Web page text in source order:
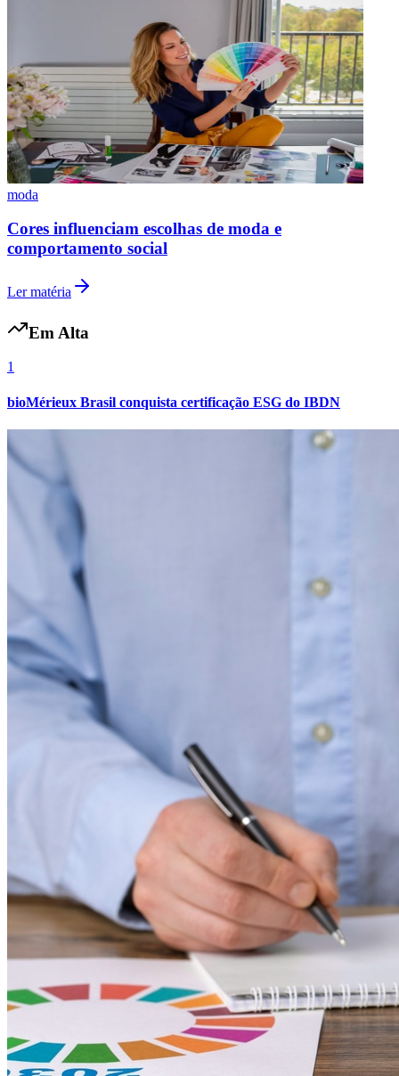
Fluminense
moda
Cores influenciam escolhas de moda e
comportamento social
Ler matéria
Em Alta
1
bioMérieux Brasil conquista certificação ESG do IBDN